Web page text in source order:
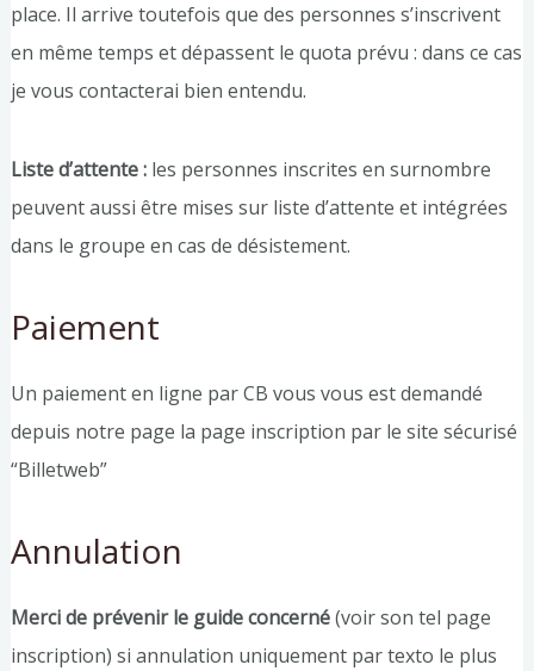
place. Il arrive toutefois que des personnes s’inscrivent
en même temps et dépassent le quota prévu : dans ce cas
je vous contacterai bien entendu.
Liste d’attente :les personnes inscrites en surnombre
peuvent aussi être mises sur liste d’attente et intégrées
dans le groupe en cas de désistement.
Paiement
Un paiement en ligne par CB vous vous est demandé
depuis notre page la page inscription par le site sécurisé
“Billetweb”
Annulation
Merci de prévenir le guide concerné(voir son tel page
inscription) si annulation uniquement par texto le plus